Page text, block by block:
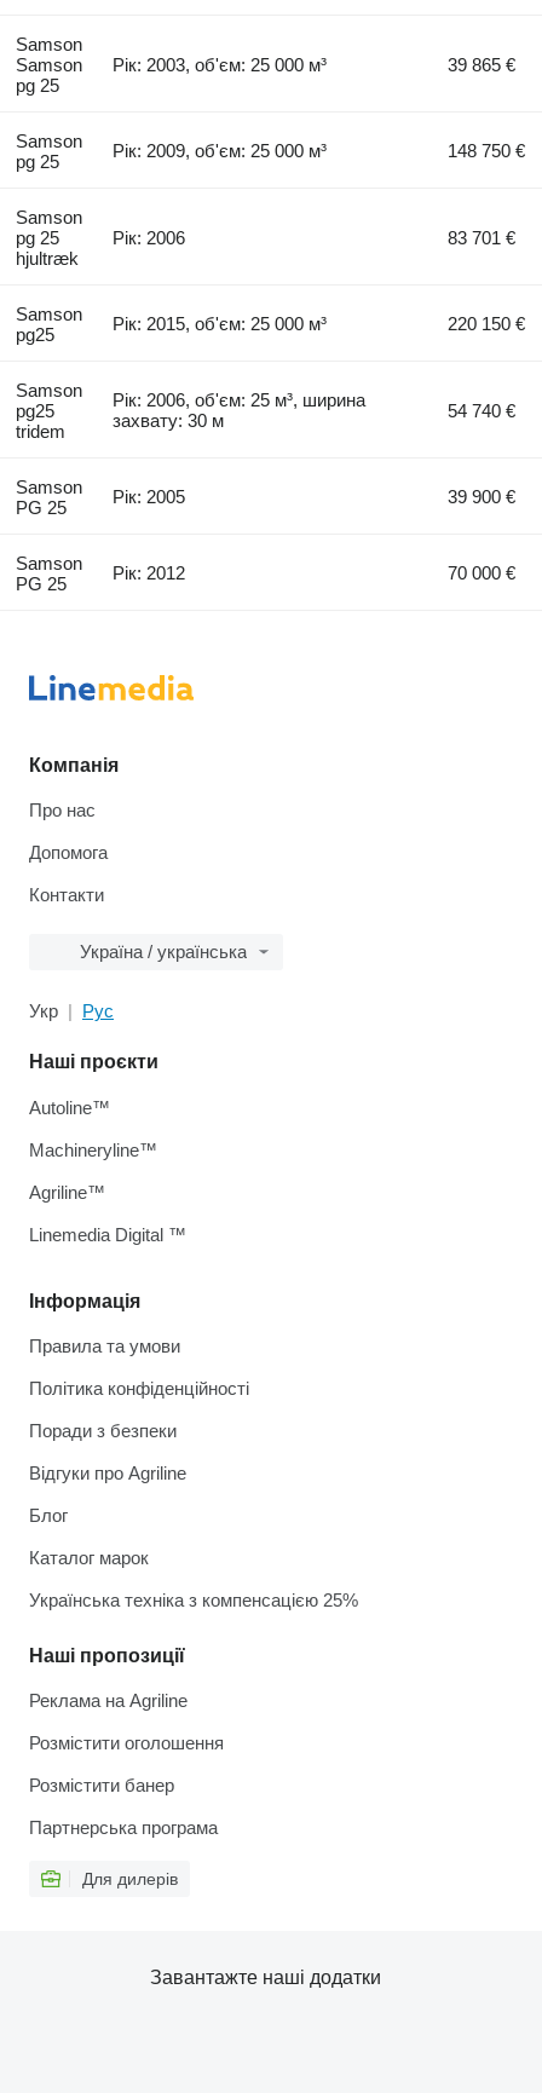
Samson
Samson
pg 25
Рік: 2003, об'єм: 25 000 м³ 39 865 €
Samson
pg 25
Рік: 2009, об'єм: 25 000 м³ 148 750 €
Samson
pg 25
hjultræk
Рік: 2006 83 701 €
Samson
pg25
Рік: 2015, об'єм: 25 000 м³ 220 150 €
Samson
pg25
tridem
Рік: 2006, об'єм: 25 м³, ширина
захвату: 30 м
54 740 €
Samson
PG 25
Рік: 2005 39 900 €
Samson
PG 25
Рік: 2012 70 000 €
Компанія
Про нас
Допомога
Контакти
Україна / українська
Укр Рус
Інформація
Правила та умови
Політика конфіденційності
Поради з безпеки
Відгуки про Agriline
Блог
Каталог марок
Українська техніка з компенсацією 25%
Наші пропозиції
Реклама на Agriline
Розмістити оголошення
Розмістити банер
Партнерська програма
Для дилерів
Наші проєкти
Autoline™
Machineryline™
Agriline™
Linemedia Digital ™
Завантажте наші додатки